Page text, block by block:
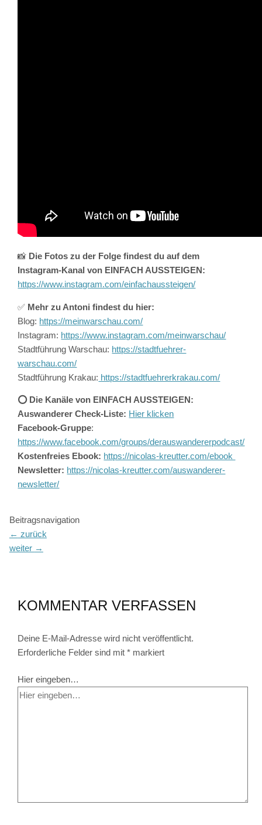
📸 Die Fotos zu der Folge findest du auf dem
Instagram-Kanal von EINFACH AUSSTEIGEN:
https://www.instagram.com/einfachaussteigen/
✅ Mehr zu Antoni findest du hier:
Blog: https://meinwarschau.com/
Instagram: https://www.instagram.com/meinwarschau/
Stadtführung Warschau: https://stadtfuehrer-
warschau.com/
Stadtführung Krakau: https://stadtfuehrerkrakau.com/
⭕️ Die Kanäle von EINFACH AUSSTEIGEN:
Auswanderer Check-Liste: Hier klicken
Facebook-Gruppe:
https://www.facebook.com/groups/derauswandererpodcast/
Kostenfreies Ebook: https://nicolas-kreutter.com/ebook
Newsletter: https://nicolas-kreutter.com/auswanderer-
newsletter/
Beitragsnavigation
← zurück
weiter →
KOMMENTAR VERFASSEN
Deine E-Mail-Adresse wird nicht veröffentlicht.
Erforderliche Felder sind mit* markiert
Hier eingeben…